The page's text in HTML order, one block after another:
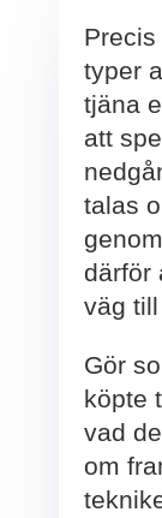
typer
tjäna
att
talas
därför
väg
Gör
köpte
vad
om